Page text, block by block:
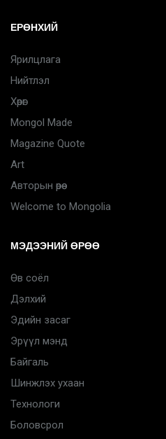
ЕРӨНХИЙ
Ярилцлага
Нийтлэл
Хөрөг
Mongol Made
Magazine Quote
Art
Авторын өрөө
Welcome to Mongolia
МЭДЭЭНИЙ ӨРӨӨ
Өв соёл
Дэлхий
Эдийн засаг
Эрүүл мэнд
Байгаль
Шинжлэх ухаан
Технологи
Боловсрол